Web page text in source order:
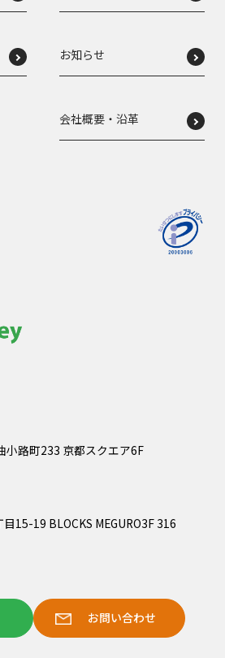
小路町233 京都スクエア6F
15-19 BLOCKS MEGURO3F 316
お問い合わせ
お知らせ
会社概要・沿革